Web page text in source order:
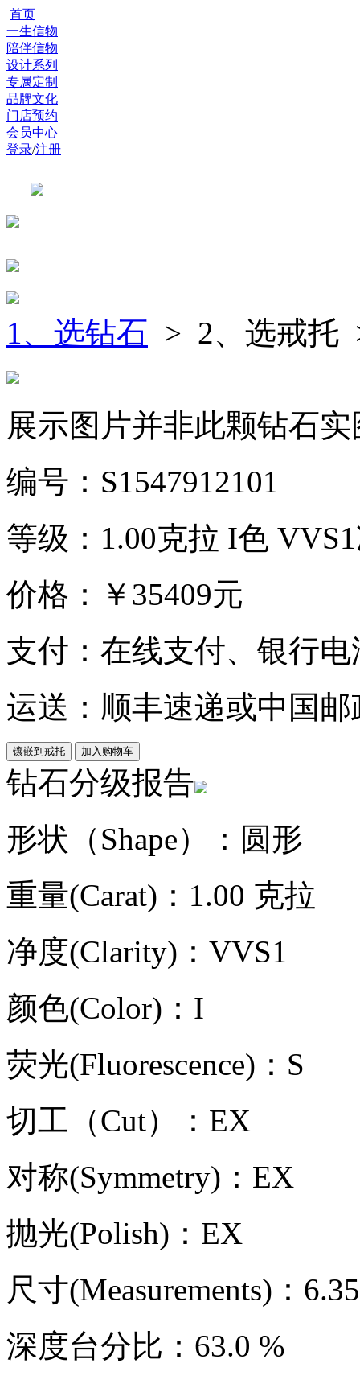
首页
一生信物
陪伴信物
设计系列
专属定制
品牌文化
门店预约
会员中心
登录/注册
1、选钻石 > 2、选戒托
展示图片并非此颗钻石实
编号：S1547912101
等级：1.00克拉 I色
价格：￥35409元
支付：在线支付、银行电
运送：顺丰速递或中国
钻石分级报告
形状（Shape）：圆形
重量(Carat)：1.00 克拉
净度(Clarity)：VVS1
颜色(Color)：I
荧光(Fluorescence)：S
切工（Cut）：EX
对称(Symmetry)：EX
抛光(Polish)：EX
尺寸(Measurements)：
深度台分比：63.0 %